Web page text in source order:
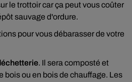
le trottoir car ça peut vous coûter
sauvage d'ordure.
pour vous débarasser de votre
. Il sera composté et
bois ou en bois de chauffage. Les